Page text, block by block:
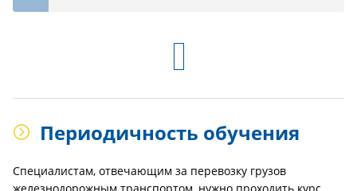
Периодичность обучения
Специалистам, отвечающим за перевозку грузов